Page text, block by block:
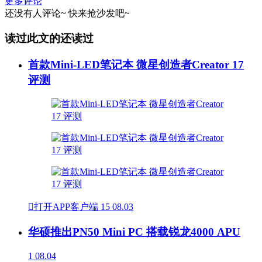
还没有人评论~ 快来抢沙发吧~
读过此文的还读过
首款Mini-LED笔记本 微星创造者Creator 17
评测
打开APP客户端 15 08.03
华硕推出PN50 Mini PC 搭载锐龙4000 APU
1 08.04